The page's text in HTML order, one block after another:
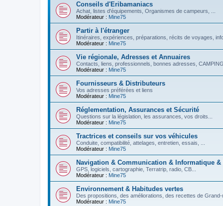
Conseils d'Eribamaniacs
Achat, listes d'équipements, Organismes de campeurs, ...
Modérateur : Mine75
Partir à l'étranger
Itinéraires, expériences, préparations, récits de voyages,
Modérateur : Mine75
Vie régionale, Adresses et Annuaires
Contacts, liens, professionnels, bonnes adresses,
Modérateur : Mine75
Fournisseurs & Distributeurs
Vos adresses préférées et liens
Modérateur : Mine75
Réglementation, Assurances et Sécurité
Questions sur la législation, les assurances, vos droits...
Modérateur : Mine75
Tractrices et conseils sur vos véhicules
Conduite, compatibilité, attelages, entretien, essais, ...
Modérateur : Mine75
Navigation & Communication & Informatique &
GPS, logiciels, cartographie, Terratrip, radio, CB...
Modérateur : Mine75
Environnement & Habitudes vertes
Des propositions, des améliorations, des recettes de Grand-
Modérateur : Mine75